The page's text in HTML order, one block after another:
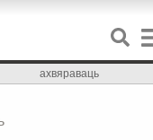
ахвяраваць